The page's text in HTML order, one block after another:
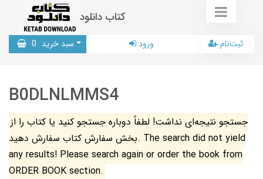
کتاب دانلود
سبد خرید 0 ورود ثبت‌نام
B0DLNLMMS4
جستجو نتیجه‌ای نداشت! لطفاً دوباره جستجو کنید یا کتاب را از
بخش سفارش کتاب سفارش دهید. The search did not yield
any results! Please search again or order the book from
ORDER BOOK section.